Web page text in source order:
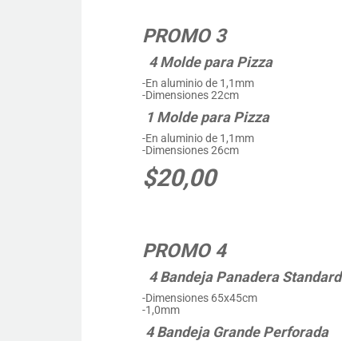
PROMO 3
4Molde para Pizza
-En aluminio de 1,1mm
-Dimensiones 22cm
1 Molde para Pizza
-En aluminio de 1,1mm
-Dimensiones 26cm
$20,00
PROMO 4
4Bandeja Panadera Standard
-Dimensiones 65x45cm
-1,0mm
4 Bandeja Grande Perforada